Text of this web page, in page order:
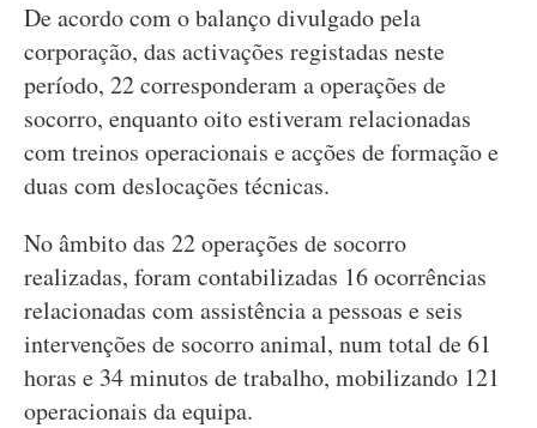
De acordo com o balanço divulgado pela
corporação, das activações registadas neste
período, 22 corresponderam a operações de
socorro, enquanto oito estiveram relacionadas
com treinos operacionais e acções de formação e
duas com deslocações técnicas.
No âmbito das 22 operações de socorro
realizadas, foram contabilizadas 16 ocorrências
relacionadas com assistência a pessoas e seis
intervenções de socorro animal, num total de 61
horas e 34 minutos de trabalho, mobilizando 121
operacionais da equipa.